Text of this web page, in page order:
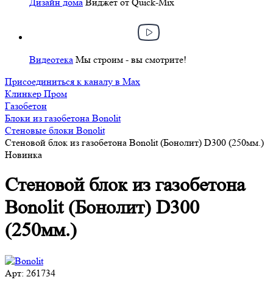
Видеотека Мы строим - вы смотрите!
Присоединиться к каналу в Max
Клинкер Пром
Газобетон
Блоки из газобетона Bonolit
Стеновые блоки Bonolit
Стеновой блок из газобетона Bonolit (Бонолит) D300 (250мм.)
Новинка
Стеновой блок из газобетона
Bonolit (Бонолит) D300
(250мм.)
Арт: 261734